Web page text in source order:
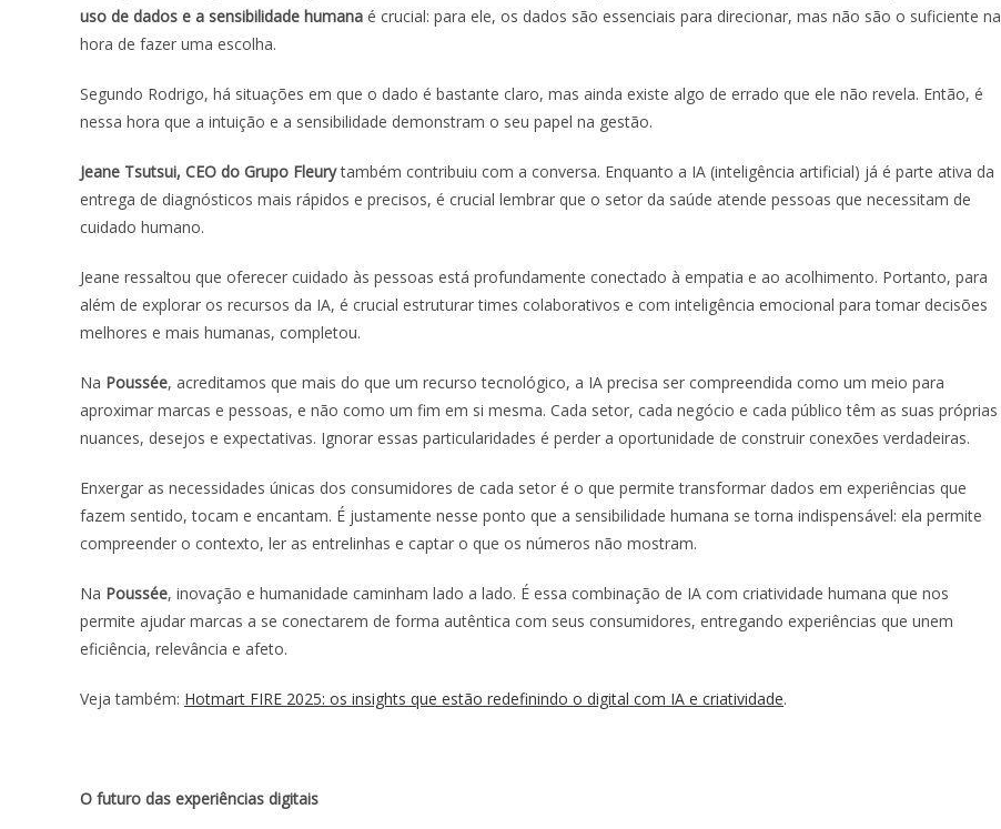
uso de dados e a sensibilidade humana é crucial: para ele, os dados são essenciais para direcionar, mas não são o suficiente na
hora de fazer uma escolha.
Segundo Rodrigo, há situações em que o dado é bastante claro, mas ainda existe algo de errado que ele não revela. Então, é
nessa hora que a intuição e a sensibilidade demonstram o seu papel na gestão.
Jeane Tsutsui, CEO do Grupo Fleurytambém contribuiu com a conversa. Enquanto a IA (inteligência artificial) já é parte ativa da
entrega de diagnósticos mais rápidos e precisos, é crucial lembrar que o setor da saúde atende pessoas que necessitam de
cuidado humano.
Jeane ressaltou que oferecer cuidado às pessoas está profundamente conectado à empatia e ao acolhimento. Portanto, para
além de explorar os recursos da IA, é crucial estruturar times colaborativos e com inteligência emocional para tomar decisões
melhores e mais humanas, completou.
Na Poussée, acreditamos que mais do que um recurso tecnológico, a IA precisa ser compreendida como um meio para
aproximar marcas e pessoas, e não como um fim em si mesma. Cada setor, cada negócio e cada público têm as suas próprias
nuances, desejos e expectativas. Ignorar essas particularidades é perder a oportunidade de construir conexões verdadeiras.
Enxergar as necessidades únicas dos consumidores de cada setor é o que permite transformar dados em experiências que
fazem sentido, tocam e encantam. É justamente nesse ponto que a sensibilidade humana se torna indispensável: ela permite
compreender o contexto, ler as entrelinhas e captar o que os números não mostram.
Na Poussée, inovação e humanidade caminham lado a lado. É essa combinação de IA com criatividade humana que nos
permite ajudar marcas a se conectarem de forma autêntica com seus consumidores, entregando experiências que unem
eficiência, relevância e afeto.
Veja também: Hotmart FIRE 2025: os insights que estão redefinindo o digital com IA e criatividade.
O futuro das experiências digitais